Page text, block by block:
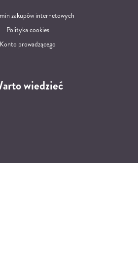
zakupów internetowych
Polityka cookies
Konto prowadzącego
wiedzieć